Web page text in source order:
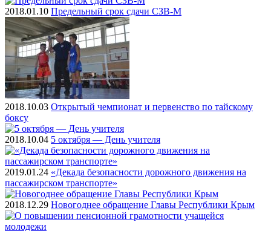
2018.01.10 Предельный срок сдачи СЗВ-М
2018.10.03 Открытый чемпионат и первенство по тайскому
боксу
2018.10.04 5 октября — День учителя
2019.01.24 «Декада безопасности дорожного движения на
пассажирском транспорте»
2018.12.29 Новогоднее обращение Главы Республики Крым